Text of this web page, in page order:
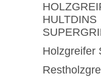
HULTDINS
Holzgreifer